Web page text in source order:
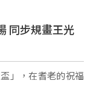
同步規畫王光
」，在耆老的祝福